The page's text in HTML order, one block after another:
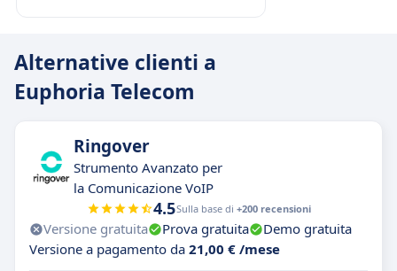
Alternative clienti a
Euphoria Telecom
Ringover
Strumento Avanzato per
la Comunicazione VoIP
4.5Sulla base di +200 recensioni
Versione gratuita Prova gratuita
Demo gratuita
Versione a pagamento da 21,00 € /mese